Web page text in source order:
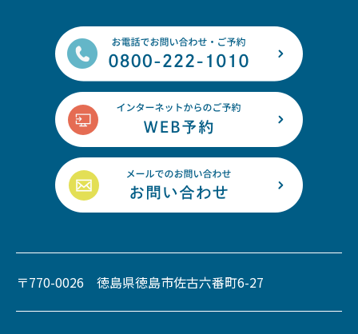
〒770-0026 徳島県徳島市佐古六番町6-27